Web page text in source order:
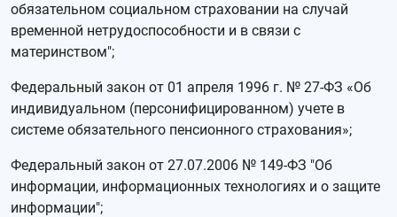
обязательном социальном страховании на случай
временной нетрудоспособности и в связи с
материнством";
Федеральный закон от 01 апреля 1996 г. № 27-ФЗ «Об
индивидуальном (персонифицированном) учете в
системе обязательного пенсионного страхования»;
Федеральный закон от 27.07.2006 № 149-ФЗ "Об
информации, информационных технологиях и о защите
информации";